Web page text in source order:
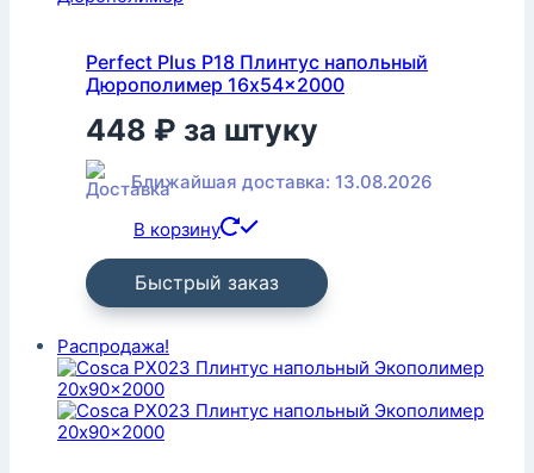
Perfect Plus P18 Плинтус напольный
Дюрополимер 16x54x2000
448 ₽ за штуку
Ближайшая доставка: 13.08.2026
В корзину
Быстрый заказ
Распродажа!